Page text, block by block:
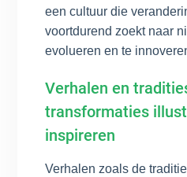
een cultuur die
voortdurend zoekt naar
evolueren en te
Verhalen en
transformaties
inspireren
Verhalen zoals de